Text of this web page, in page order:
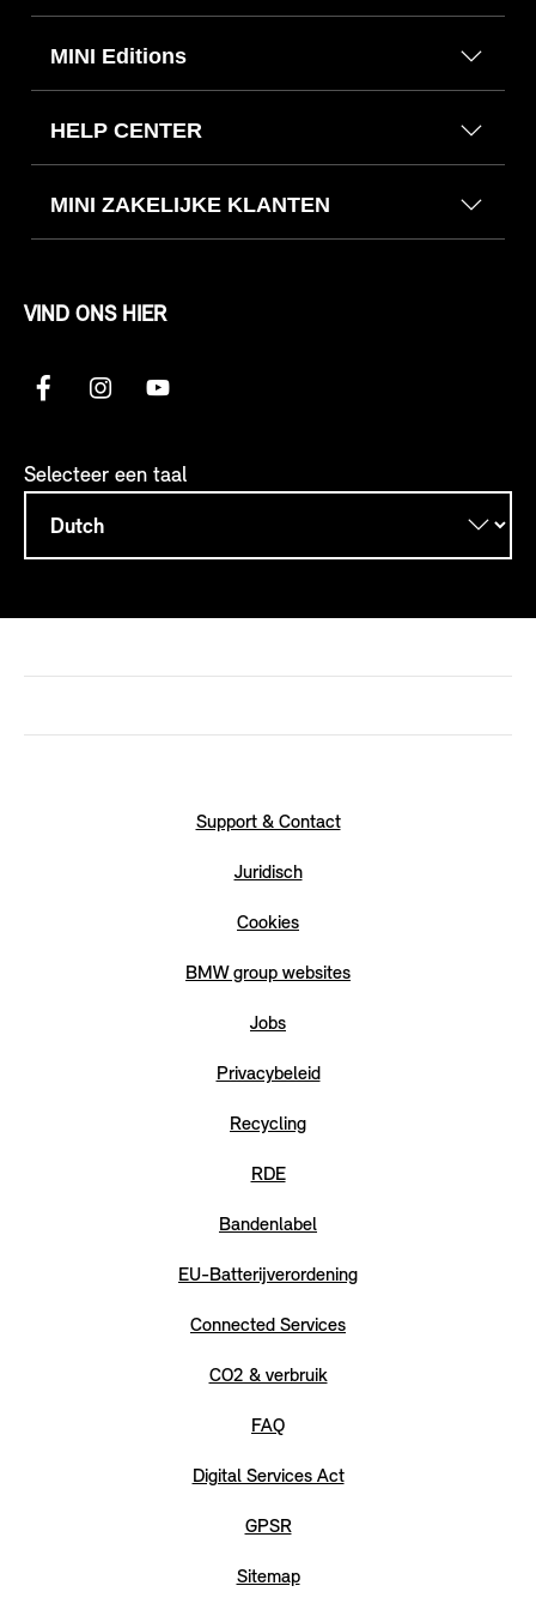
MINI Editions
HELP CENTER
MINI ZAKELIJKE KLANTEN
VIND ONS HIER
Selecteer een taal
Support & Contact
Juridisch
Cookies
BMW group websites
Jobs
Privacybeleid
Recycling
RDE
Bandenlabel
EU-Batterijverordening
Connected Services
CO2 & verbruik
FAQ
Digital Services Act
GPSR
Sitemap